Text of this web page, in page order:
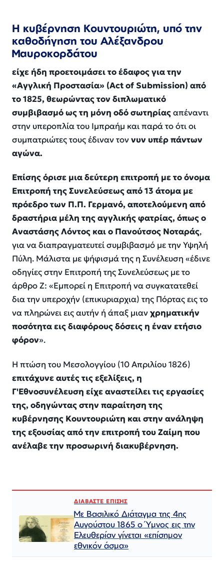
Η κυβέρνηση Κουντουριώτη, υπό την
καθοδήγηση του Αλέξανδρου
Μαυροκορδάτου
είχε ήδη προετοιμάσει το έδαφος για την
«Αγγλική Προστασία» (Act of Submission) από
το 1825, θεωρώντας τον διπλωματικό
συμβιβασμό ως τη μόνη οδό σωτηρίαςαπέναντι
στην υπεροπλία του Ιμπραήμ και παρά το ότι οι
συμπατριώτες τους έδιναν τοννυν υπέρ πάντων
αγώνα.
Επίσης όρισε μια δεύτερη επιτροπή με το όνομα
Επιτροπή της Συνελεύσεως από 13 άτομα με
πρόεδρο των Π.Π. Γερμανό, αποτελούμενη από
δραστήρια μέλη της αγγλικής φατρίας, όπως ο
Αναστάσης Λόντος και ο Πανούτσος Νοταράς,
για να διαπραγματευτεί συμβιβασμό με την Υψηλή
Πύλη. Μάλιστα με ψήφισμά της η Συνέλευση «έδινε
οδηγίες στην Επιτροπή της Συνελεύσεως με το
άρθρο Ζ: «Εμπορεί η Επιτροπή να συγκατατεθεί
δια την υπεροχήν (επικυριαρχια) της Πόρτας εις το
να πληρώνει εις αυτήν ή άπαξ μιανχρηματικήν
ποσότητα εις διαφόρους δόσεις η έναν ετήσιο
φόρον».
Η πτώση του Μεσολογγίου (10 Απριλίου 1826)
επιτάχυνε αυτές τις εξελίξεις, η
ΓʹΕθνοσυνέλευση είχε αναστείλει τις εργασίες
της, οδηγώντας στην παραίτηση της
κυβέρνησης Κουντουριώτη και στην ανάληψη
της εξουσίας από την επιτροπή του Ζαίμη που
ανέλαβε την προσωρινή διακυβέρνηση.
ΔΙΑΒΑΣΤΕ ΕΠΙΣΗΣ
Με Βασιλικό Διάταγμα της 4ης
Αυγούστου 1865 ο Ύμνος εις την
Ελευθερίαν γίνεται «επίσημον
εθνικόν άσμα»